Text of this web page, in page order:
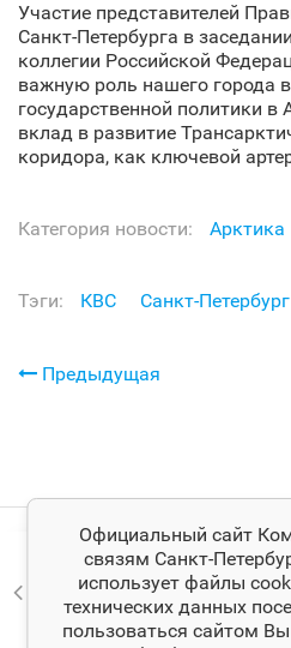
Участие представителей
Санкт‑Петербурга в
коллегии Российской
важную роль нашего города
государственной политики в
вклад в развитие
коридора, как ключевой
Категория новости: Арктика
Тэги: КВС Санкт‑Петербург
Предыдущая
Официальный сайт
связям
использует файлы
технических данных
пользоваться сайтом Вы